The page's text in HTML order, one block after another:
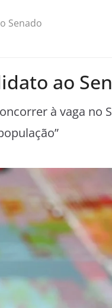
Senado
ao
à vaga no